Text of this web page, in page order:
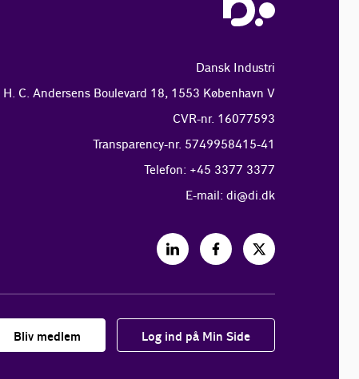
Dansk Industri
H. C. Andersens Boulevard 18, 1553 København V
CVR-nr. 16077593
Transparency-nr. 5749958415-41
Telefon: +45 3377 3377
E-mail: di@di.dk
Bliv medlem Log ind på Min Side